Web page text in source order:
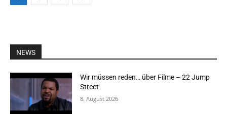
NEWS
Wir müssen reden… über Filme – 22 Jump
Street
8. August 2026